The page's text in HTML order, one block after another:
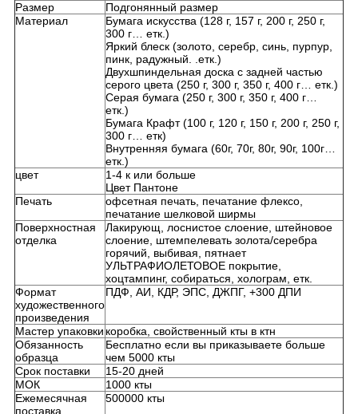
Размер
Подгонянный размер
Материал
Бумага искусства (128 г, 157 г, 200 г, 250 г,
300 г… етк.)
Яркий блеск (золото, серебр, синь, пурпур,
пинк, радужный. .етк.)
Двухшпиндельная доска с задней частью
серого цвета (250 г, 300 г, 350 г, 400 г… етк.)
Серая бумага (250 г, 300 г, 350 г, 400 г…
етк.)
Бумага Крафт (100 г, 120 г, 150 г, 200 г, 250 г,
300 г… етк)
Внутренняя бумага (60г, 70г, 80г, 90г, 100г…
етк.)
цвет
1-4 к или больше
Цвет Пантоне
Печать
офсетная печать, печатание флексо,
печатание шелковой ширмы
Поверхностная
отделка
Лакирующ, лоснистое слоение, штейновое
слоение, штемпелевать золота/серебра
горячий, выбивая, пятнает
УЛЬТРАФИОЛЕТОВОЕ покрытие,
хоцтампинг, собираться, холограм, етк.
Формат
художественного
произведения
ПДФ, АИ, КДР, ЭПС, ДЖПГ, +300 ДПИ
Мастер упаковки коробка, свойственный кты в ктн
Обязанность
образца
Бесплатно если вы приказываете больше
чем 5000 кты
Срок поставки
15-20 дней
МОК
1000 кты
Ежемесячная
поставка
500000 кты